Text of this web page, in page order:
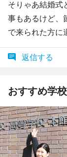
そりゃあ結婚式
事もあるけど、
で来られた方に
返信する
おすすめ学